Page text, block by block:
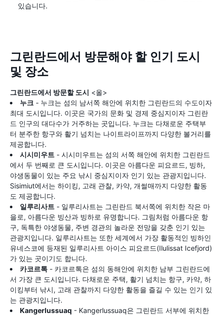
있습니다.
그린란드에서 방문해야 할 인기 도시
및 장소
그린란드에서 방문할 도시 <올>
누크 - 누크는 섬의 남서쪽 해안에 위치한 그린란드의 수도이자
최대 도시입니다. 이곳은 국가의 문화 및 경제 중심지이자 그린란
드 인구의 대다수가 거주하는 곳입니다. 누크는 다채로운 주택부
터 분주한 항구와 활기 넘치는 나이트라이프까지 다양한 볼거리를
제공합니다.
시시미우트 - 시시미우트는 섬의 서쪽 해안에 위치한 그린란드
에서 두 번째로 큰 도시입니다. 이곳은 아름다운 피요르드, 빙하,
야생동물이 있는 주요 낚시 중심지이자 인기 있는 관광지입니다.
Sisimiut에서는 하이킹, 고래 관찰, 카약, 개썰매까지 다양한 활동
도 제공합니다.
일루리사트 - 일루리사트는 그린란드 북서쪽에 위치한 작은 마
을로, 아름다운 빙산과 빙하로 유명합니다. 그림처럼 아름다운 항
구, 독특한 야생동물, 주변 경관의 놀라운 전망을 갖춘 인기 있는
관광지입니다. 일루리사트는 또한 세계에서 가장 활동적인 빙하인
유네스코에 등재된 일루리사트 아이스 피요르드(Ilulissat Icefjord)
가 있는 곳이기도 합니다.
카코르톡 - 카코르톡은 섬의 동해안에 위치한 남부 그린란드에
서 가장 큰 도시입니다. 다채로운 주택, 활기 넘치는 항구, 카약, 하
이킹부터 낚시, 고래 관찰까지 다양한 활동을 즐길 수 있는 인기 있
는 관광지입니다.
Kangerlussuaq - Kangerlussuaq은 그린란드 서부에 위치한